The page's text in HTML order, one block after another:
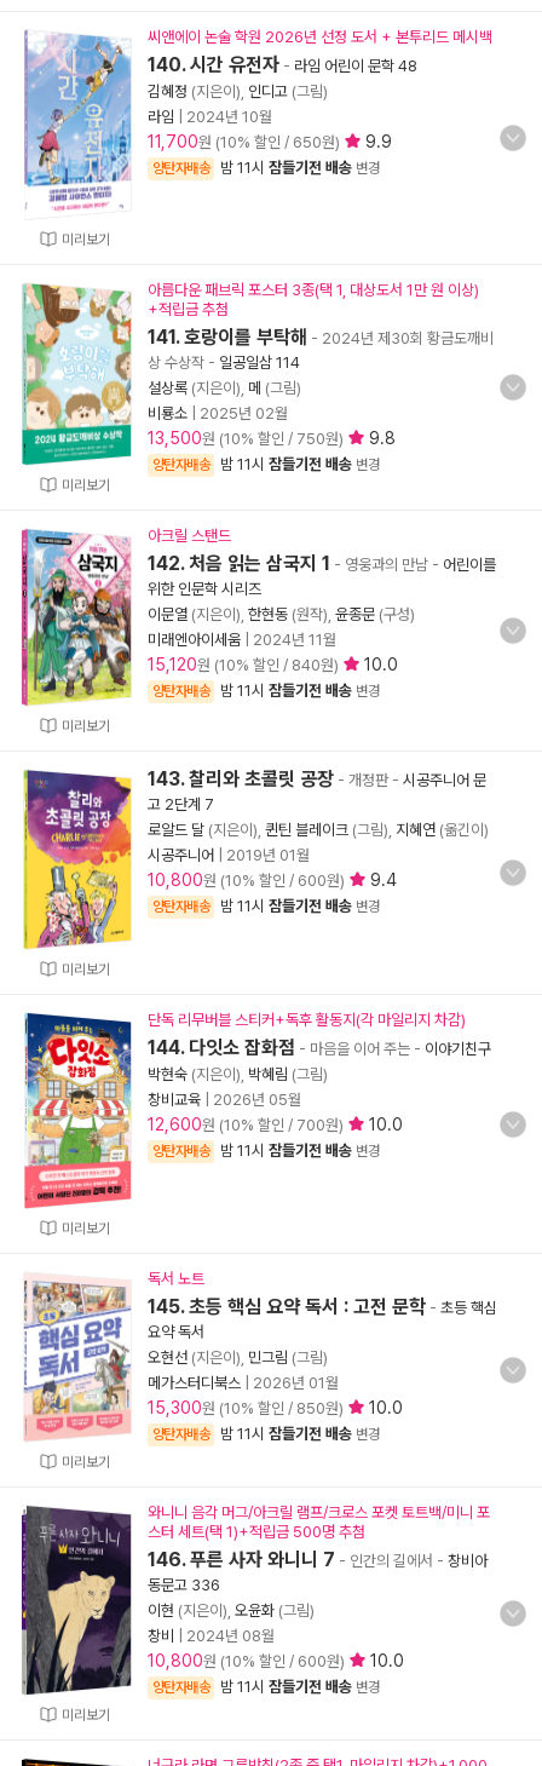
미리보기
씨앤에이 논술 학원 2026년 선정 도서 + 본투리드 메시백
140. 시간 유전자 - 라임 어린이 문학 48
김혜정 (지은이), 인디고 (그림)
라임
2024년 10월
11,700원 (10% 할인 / 650원) 9.9
양탄자배송 밤 11시 잠들기전 배송 변경
미리보기
아름다운 패브릭 포스터 3종(택 1, 대상도서 1만 원 이상)
+적립금 추첨
141. 호랑이를 부탁해 - 2024년 제30회 황금도깨비
상 수상작 - 일공일삼 114
설상록 (지은이), 메 (그림)
비룡소
2025년 02월
13,500원 (10% 할인 / 750원) 9.8
양탄자배송 밤 11시 잠들기전 배송 변경
미리보기
아크릴 스탠드
142. 처음 읽는 삼국지 1 - 영웅과의 만남 - 어린이를
위한 인문학 시리즈
이문열 (지은이), 한현동 (원작), 윤종문 (구성)
미래엔아이세움
2024년 11월
15,120원 (10% 할인 / 840원) 10.0
양탄자배송 밤 11시 잠들기전 배송 변경
미리보기
143. 찰리와 초콜릿 공장 - 개정판- 시공주니어 문
고 2단계 7
로알드 달 (지은이), 퀸틴 블레이크 (그림), 지혜연 (옮긴이)
시공주니어
2019년 01월
10,800원 (10% 할인 / 600원) 9.4
양탄자배송 밤 11시 잠들기전 배송 변경
미리보기
단독 리무버블 스티커+독후 활동지(각 마일리지 차감)
144. 다잇소 잡화점 - 마음을 이어 주는 - 이야기친구
박현숙 (지은이), 박혜림 (그림)
창비교육
2026년 05월
12,600원 (10% 할인 / 700원) 10.0
양탄자배송 밤 11시 잠들기전 배송 변경
미리보기
독서 노트
145. 초등 핵심 요약 독서 : 고전 문학 - 초등 핵심
요약 독서
오현선 (지은이), 민그림 (그림)
메가스터디북스
2026년 01월
15,300원 (10% 할인 / 850원) 10.0
양탄자배송 밤 11시 잠들기전 배송 변경
미리보기
와니니 음각 머그/아크릴 램프/크로스 포켓 토트백/미니 포
스터 세트(택 1)+적립금 500명 추첨
146. 푸른 사자 와니니 7 - 인간의 길에서 - 창비아
동문고 336
이현 (지은이), 오윤화 (그림)
창비
2024년 08월
10,800원 (10% 할인 / 600원) 10.0
양탄자배송 밤 11시 잠들기전 배송 변경